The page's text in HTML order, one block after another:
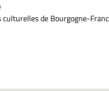
de Bourgogne-